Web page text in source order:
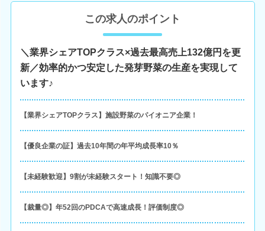
この求人のポイント
＼業界シェアTOPクラス×過去最高売上132億円を更
新／効率的かつ安定した発芽野菜の生産を実現して
います♪
【業界シェアTOPクラス】施設野菜のパイオニア企業！
【優良企業の証】過去10年間の年平均成長率10％
【未経験歓迎】9割が未経験スタート！知識不要◎
【裁量◎】年52回のPDCAで高速成長！評価制度◎